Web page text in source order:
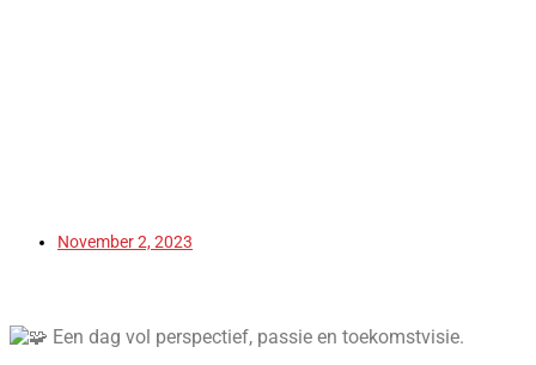
November 2, 2023
Een dag vol perspectief, passie en toekomstvisie.